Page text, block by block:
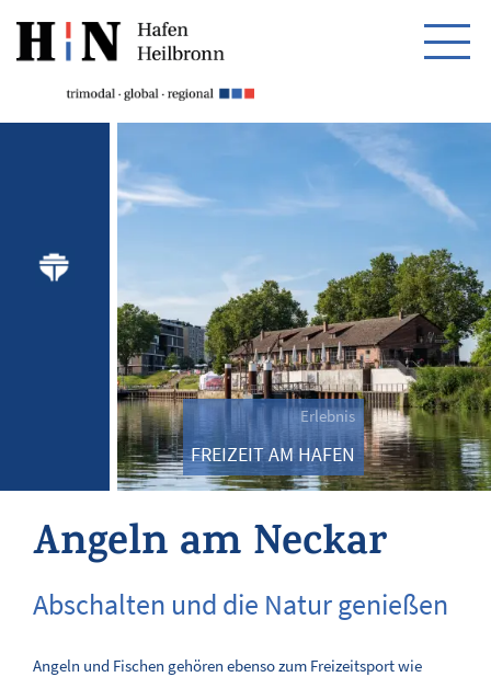
HAFEN
PARTNER
ERLEBNIS
FREIZEITSCHIFFFAHRT
FREIZEIT AM HAFEN
Angeln am Neckar
Hafenschlepper
Erlebnis
FREIZEIT AM HAFEN
Angeln am Neckar
Abschalten und die Natur genießen
Angeln und Fischen gehören ebenso zum Freizeitsport wie